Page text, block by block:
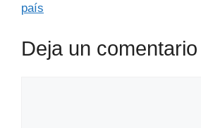
país
Deja un comentario